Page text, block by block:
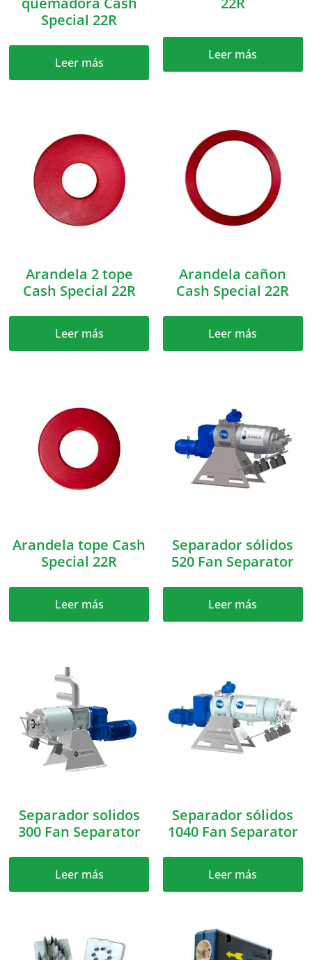
Special 22R
Leer más
Leer más
Arandela 2 tope
Cash Special 22R
Leer más
Arandela cañon
Cash Special 22R
Leer más
Arandela tope Cash
Special 22R
Leer más
Separador sólidos
520 Fan Separator
Leer más
Separador solidos
300 Fan Separator
Leer más
Separador sólidos
1040 Fan Separator
Leer más